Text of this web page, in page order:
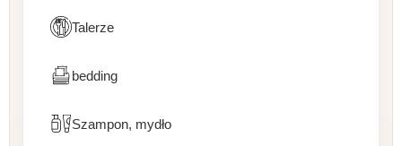
Talerze
bedding
Szampon, mydło